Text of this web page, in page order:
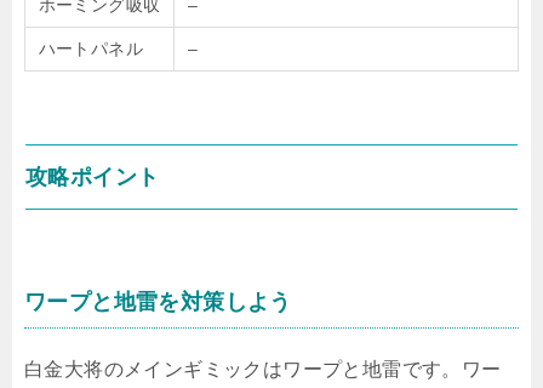
ホーミング吸収 –
ハートパネル –
攻略ポイント
ワープと地雷を対策しよう
白金大将のメインギミックはワープと地雷です。ワー